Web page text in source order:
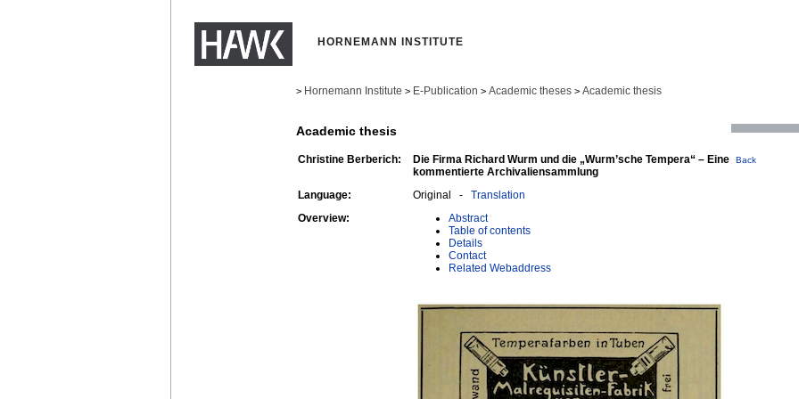
HORNEMANN INSTITUTE
> Hornemann Institute > E-Publication > Academic theses > Academic thesis
Academic thesis
Christine Berberich:
Die Firma Richard Wurm und die „Wurm’sche Tempera“ – Eine
kommentierte Archivaliensammlung
Back
Language: Original - Translation
Overview:
Abstract
Table of contents
Details
Contact
Related Webaddress